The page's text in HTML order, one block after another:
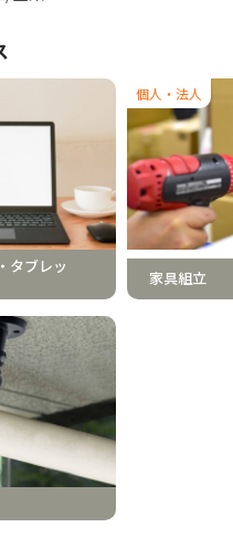
タブレッ
個人・法人
家具組立